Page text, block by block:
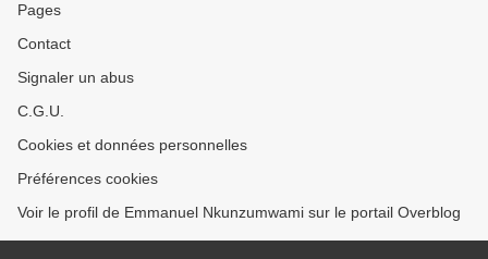
Pages
Contact
Signaler un abus
C.G.U.
Cookies et données personnelles
Préférences cookies
Voir le profil de Emmanuel Nkunzumwami sur le portail Overblog